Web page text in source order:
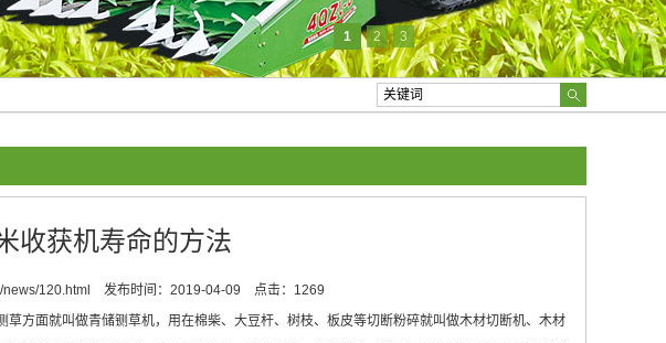
1 2 3
收获机寿命的方法
120.html 发布时间：2019-04-09
点击：1269
方面就叫做青储铡草机，用在棉柴、大豆杆、树枝、板皮等切断粉碎就叫做木材切断机、木材